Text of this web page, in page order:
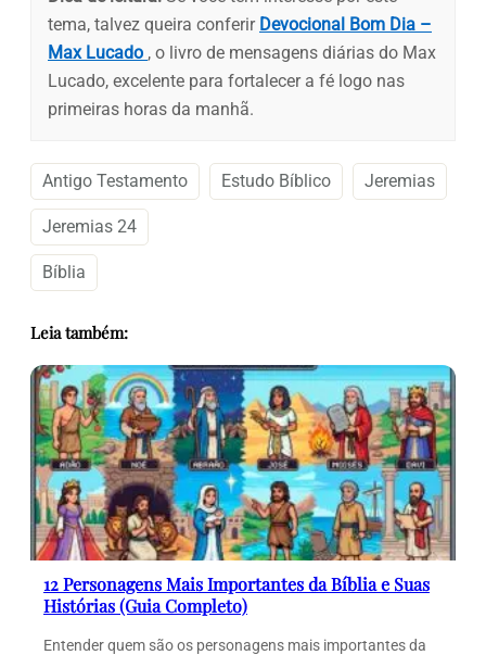
tema, talvez queira conferir Devocional Bom Dia –
Max Lucado , o livro de mensagens diárias do Max
Lucado, excelente para fortalecer a fé logo nas
primeiras horas da manhã.
Antigo Testamento Estudo Bíblico Jeremias
Jeremias 24
Bíblia
Leia também:
12 Personagens Mais Importantes da Bíblia e Suas
Histórias (Guia Completo)
Entender quem são os personagens mais importantes da